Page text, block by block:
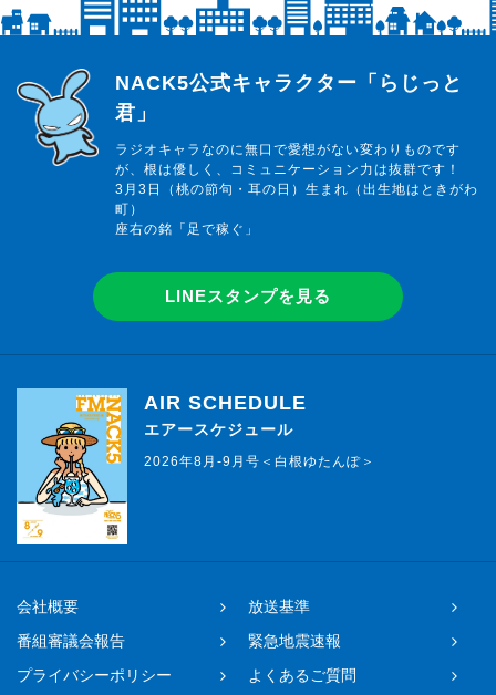
らじっと君
NACK5公式キャラクター「らじっと
君」
ラジオキャラなのに無口で愛想がない変わりものです
が、根は優しく、コミュニケーション力は抜群です！
3月3日（桃の節句・耳の日）生まれ（出生地はときがわ
町）
座右の銘「足で稼ぐ」
LINEスタンプを見る
AIR SCHEDULE
エアースケジュール
2026年8月-9月号＜白根ゆたんぽ＞
会社概要
放送基準
番組審議会報告
緊急地震速報
プライバシーポリシー
よくあるご質問